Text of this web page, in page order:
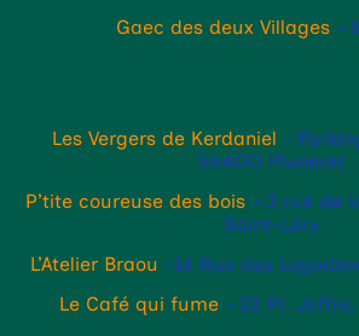
Gaec des deux Villages–
Les Vergers de Kerdaniel –
564OO Pluneret
P’tite coureuse des bois – 3 rue de
Saint-Léry
L’Atelier Braou -14 Rue des
Le Café qui fume – 22 Pl.